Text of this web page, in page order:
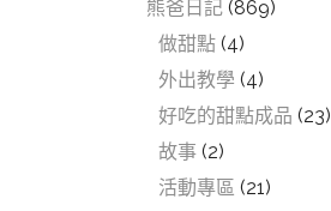
熊爸日記 (869)
做甜點 (4)
外出教學 (4)
好吃的甜點成品 (23)
故事 (2)
活動專區 (21)